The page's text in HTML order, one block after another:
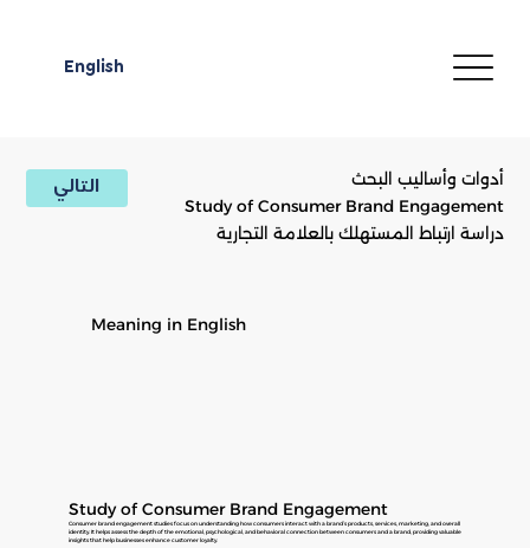
English
التالي
Study of Consumer Brand Engagement
دراسة ارتباط المستهلك بالعلامة التجارية
أدوات وأساليب البحث
Meaning in English
Study of Consumer Brand Engagement
Consumer brand engagement studies focus on understanding how consumers interact with a brand’s products, services, marketing, and overall
identity. It helps assess the depth of the emotional, psychological, and behavioral connection between consumers and a brand, providing valuable
insights that help businesses enhance customer loyalty.